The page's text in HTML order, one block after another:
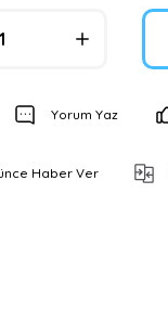
Yorum Yaz
Haber Ver